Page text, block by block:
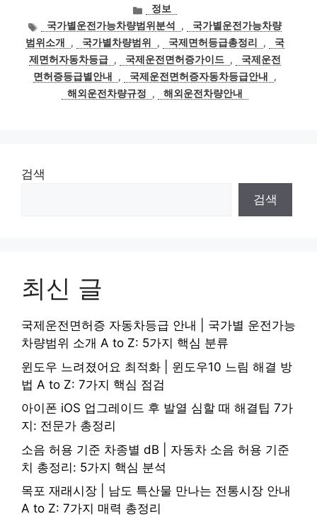
카
테
고
리
정보
태
그
국가별운전가능차량범위분석 ,
국가별운전가능차량
범위소개
, 국가별차량범위 , 국제면허등급총정리 ,
국
제면허자동차등급 , 국제운전면허증가이드 ,
국제운전
면허증등급별안내
, 국제운전면허증자동차등급안내
,
해외운전차량규정
, 해외운전차량안내
검색
검색
최신 글
국제운전면허증 자동차등급 안내 | 국가별 운전가능
차량범위 소개 A to Z: 5가지 핵심 분류
윈도우 느려졌어요 최적화 | 윈도우10 느림 해결 방
법 A to Z: 7가지 핵심 점검
아이폰 iOS 업그레이드 후 발열 심할 때 해결팁 7가
지: 전문가 총정리
소음 허용 기준 차종별 dB | 자동차 소음 허용 기준
치 총정리: 5가지 핵심 분석
목포 재래시장 | 남도 특산물 만나는 전통시장 안내
A to Z: 7가지 매력 총정리